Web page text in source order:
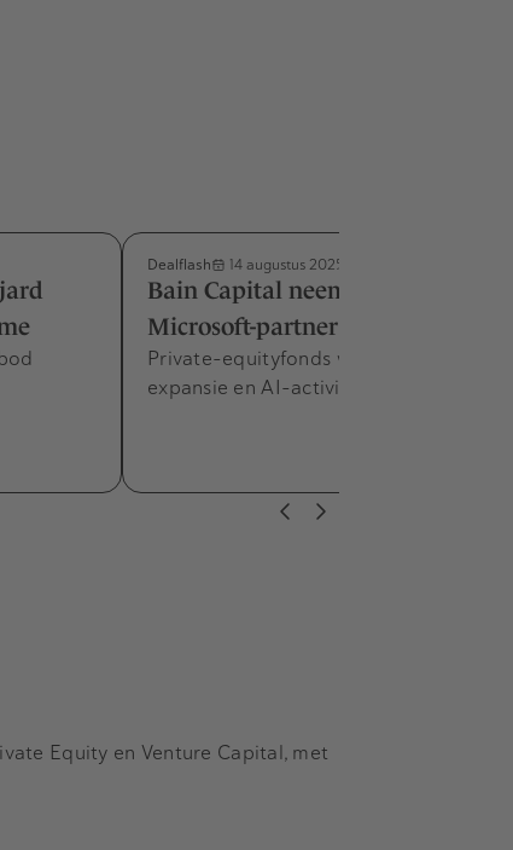
Dealflash 14 augustus 2025
Bain Capital neemt belang in
Microsoft-partner HSO
Private-equityfonds wil wereldwijde
expansie en AI-activiteiten versnellen.
Equity en Venture Capital, met